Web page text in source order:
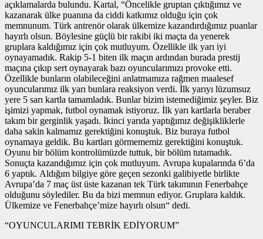
açıklamalarda bulundu. Kartal, “Öncelikle gruptan çıktığımız ve
kazanarak ülke puanına da ciddi katkımız olduğu için çok
memnunum. Türk antrenör olarak ülkemize kazandırdığımız puanlar
hayırlı olsun. Böylesine güçlü bir rakibi iki maçta da yenerek
gruplara kaldığımız için çok mutluyum. Özellikle ilk yarı iyi
oynayamadık. Rakip 5-1 biten ilk maçın ardından burada prestij
maçına çıkıp sert oynayarak bazı oyuncularımızı provoke etti.
Özellikle bunların olabileceğini anlatmamıza rağmen maalesef
oyuncularımız ilk yarı bunlara reaksiyon verdi. İlk yarıyı lüzumsuz
yere 5 sarı kartla tamamladık. Bunlar bizim istemediğimiz şeyler. Biz
işimizi yapmak, futbol oynamak istiyoruz. İlk yarı kartlarla beraber
takım bir gerginlik yaşadı. İkinci yarıda yaptığımız değişikliklerle
daha sakin kalmamız gerektiğini konuştuk. Biz buraya futbol
oynamaya geldik. Bu kartları görmememiz gerektiğini konuştuk.
Oyunu bir bölüm kontrolümüzde tuttuk, bir bölüm tutamadık.
Sonuçta kazandığımız için çok mutluyum. Avrupa kupalarında 6’da
6 yaptık. Aldığım bilgiye göre geçen sezonki galibiyetle birlikte
Avrupa’da 7 maç üst üste kazanan tek Türk takımının Fenerbahçe
olduğunu söylediler. Bu da bizi memnun ediyor. Gruplara kaldık.
Ülkemize ve Fenerbahçe’mize hayırlı olsun“ dedi.
“OYUNCULARIMI TEBRİK EDİYORUM”